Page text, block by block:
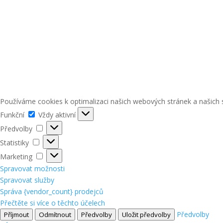
Používáme cookies k optimalizaci našich webových stránek a našich
Funkční
Funkční
Vždy aktivní
Předvolby
Předvolby
Statistiky
Statistiky
Marketing
Marketing
Spravovat možnosti
Spravovat služby
Správa {vendor_count} prodejců
Přečtěte si více o těchto účelech
Příjmout Odmítnout Předvolby Uložit předvolby
Předvolby